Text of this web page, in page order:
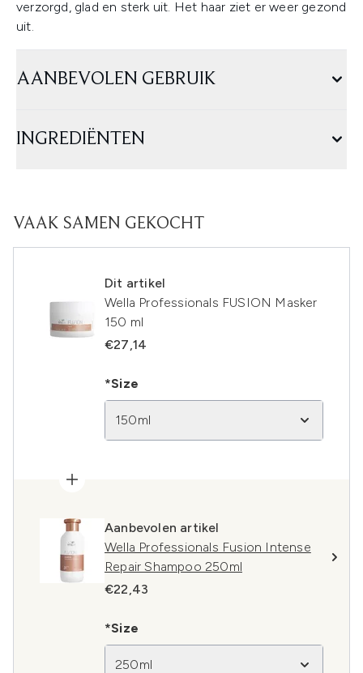
verzorgd, glad en sterk uit. Het haar ziet er weer gezond
uit.
AANBEVOLEN GEBRUIK
INGREDIËNTEN
VAAK SAMEN GEKOCHT
Dit artikel
Wella Professionals FUSION Masker
150 ml
€27,14
*Size
150ml
Aanbevolen artikel
Wella Professionals Fusion Intense
Repair Shampoo 250ml
€22,43
*Size
250ml